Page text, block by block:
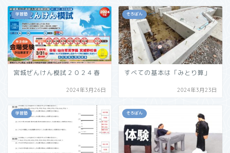
学習塾
宮城ぜんけん模試２０２４春
2024年3月26日
そろばん
すべての基本は「みとり算」
2024年3月23日
学習塾 そろばん